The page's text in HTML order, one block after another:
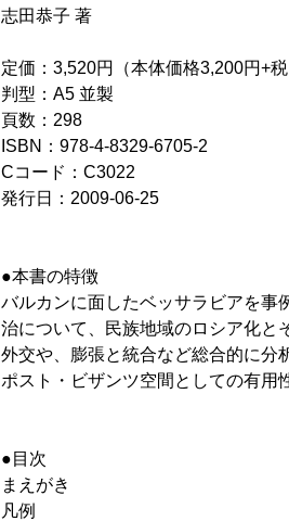
志田恭子 著
定価：3,520円（本体価格3,200円+税
判型：A5 並製
頁数：298
ISBN：978-4-8329-6705-2
Cコード：C3022
発行日：2009-06-25
●本書の特徴
バルカンに面したベッサラビアを事
治について、民族地域のロシア化と
外交や、膨張と統合など総合的に分
ポスト・ビザンツ空間としての有用
●目次
まえがき
凡例